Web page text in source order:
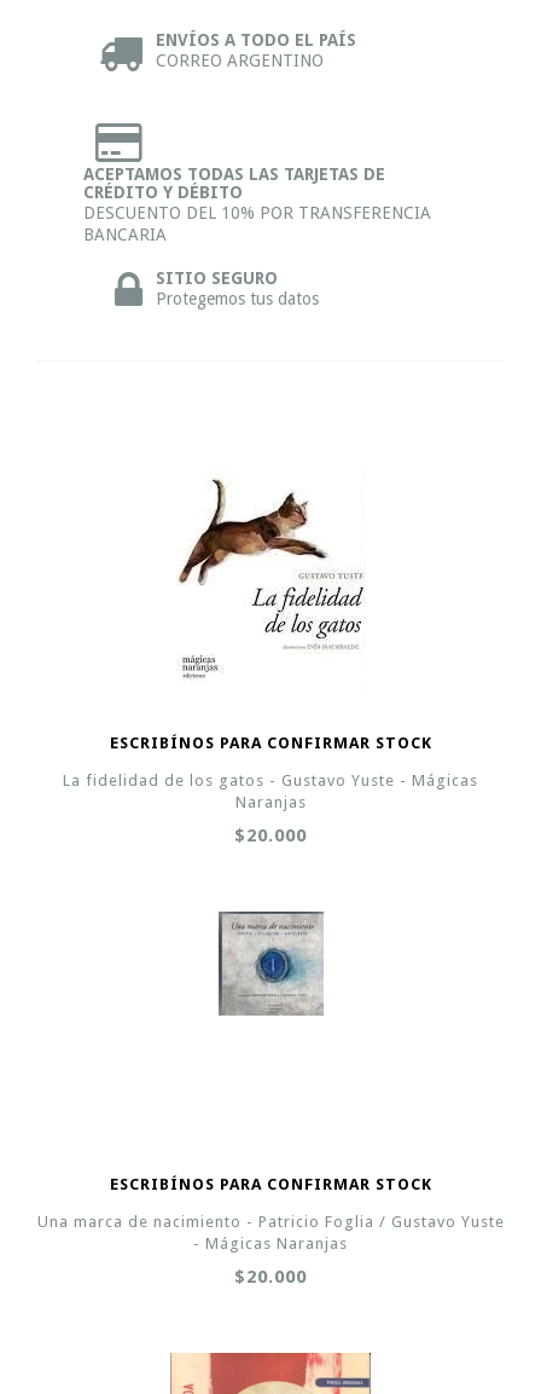
ENVÍOS A TODO EL PAÍS
CORREO ARGENTINO
ACEPTAMOS TODAS LAS TARJETAS DE
CRÉDITO Y DÉBITO
DESCUENTO DEL 10% POR TRANSFERENCIA
BANCARIA
SITIO SEGURO
Protegemos tus datos
ESCRIBÍNOS PARA CONFIRMAR STOCK
La fidelidad de los gatos - Gustavo Yuste - Mágicas
Naranjas
$20.000
ESCRIBÍNOS PARA CONFIRMAR STOCK
Una marca de nacimiento - Patricio Foglia / Gustavo Yuste
- Mágicas Naranjas
$20.000